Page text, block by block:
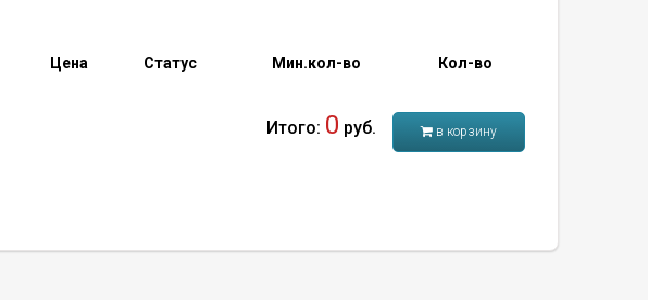
Цена Статус Мин.кол-во Кол-во
в корзину
Итого: 0 руб.